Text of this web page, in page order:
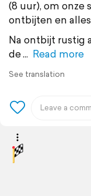
(8 uur), om onze
ontbijten en
Na ontbijt rustig
de
Read more
See translation